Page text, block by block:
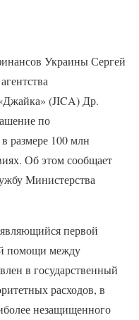
Украины Сергей
(JICA) Др.
по
размере 100 млн
Об этом сообщает
Министерства
первой
помощи между
в государственный
расходов, в
незащищенного